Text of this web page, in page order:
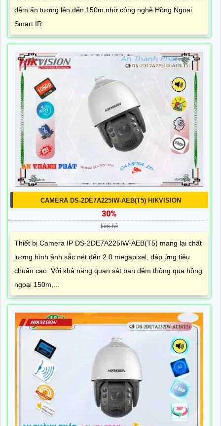
đêm ấn tượng lên đến 150m nhờ công nghệ Hồng Ngoại
Smart IR
CAMERA DS-2DE7A225IW-AEB(T5) HIKVISION
30%
liên hệ
Thiết bị Camera IP DS-2DE7A225IW-AEB(T5) mang lại chất
lượng hình ảnh sắc nét đến 2.0 megapixel, đáp ứng tiêu
chuẩn cao. Với khả năng quan sát ban đêm thông qua hồng
ngoại 150m,...